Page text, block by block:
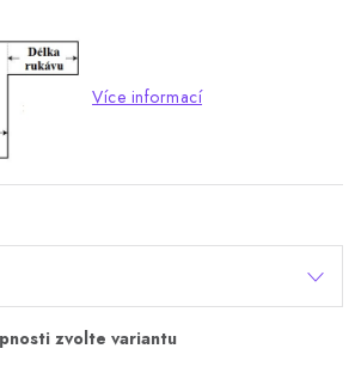
Více informací